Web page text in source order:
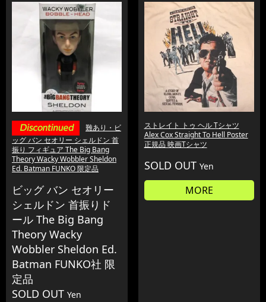
難あり・ビ
ッグ バン セオリー シェルドン 首
振り フィギュア The Big Bang
Theory Wacky Wobbler Sheldon
Ed. Batman FUNKO 限定品
ビッグ バン セオリー
シェルドン 首振りド
ール The Big Bang
Theory Wacky
Wobbler Sheldon Ed.
Batman FUNKO社 限
定品
SOLD OUT Yen
ストレイト トゥ ヘル Tシャツ
Alex Cox Straight To Hell Poster
正規品 映画Tシャツ
SOLD OUT Yen
MORE